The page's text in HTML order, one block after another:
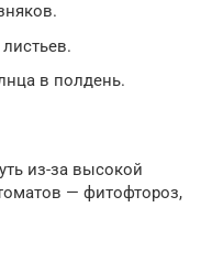
в полдень.
из-за высокой
— фитофтороз,